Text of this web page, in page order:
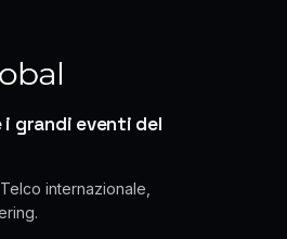
grandi eventi del
internazionale,